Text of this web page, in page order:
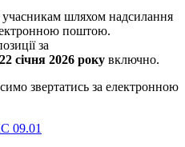
учасникам шляхом надсилання
поштою.
за
22 січня 2026 року включно.
звертатись за електронною
09.01